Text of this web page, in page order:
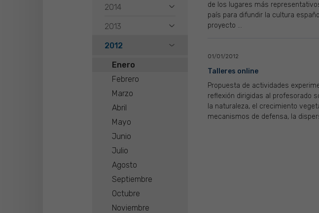
2014
2013
2012
Enero
Febrero
Marzo
Abril
Mayo
Junio
Julio
Agosto
Septiembre
Octubre
Noviembre
de los lugares más
país para difundir la cultura
proyecto ...
01/01/2012
Talleres online
Propuesta de actividades
reflexión dirigidas al profesorado
la naturaleza, el crecimiento
mecanismos de defensa, la